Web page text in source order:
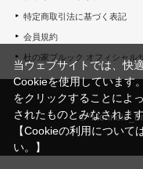
特定商取引法に基づく表記
会員規約
杜の家ブルック オフィシャル
©
当ウェブサイトでは、快
Cookieを使用しています
をクリックすることによ
されたものとみなされま
【Cookieの利用について
い。】